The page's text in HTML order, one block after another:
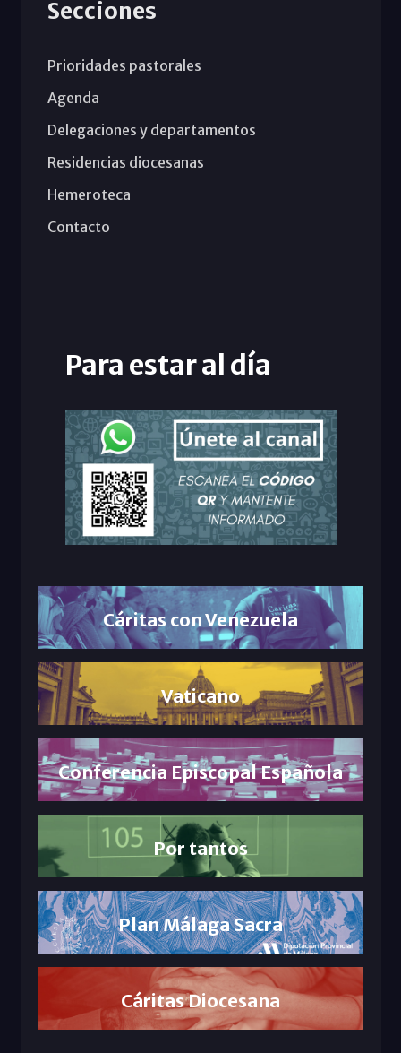
Secciones
Prioridades pastorales
Agenda
Delegaciones y departamentos
Residencias diocesanas
Hemeroteca
Contacto
Para estar al día
Cáritas con Venezuela
Vaticano
Conferencia Episcopal Española
Por tantos
Plan Málaga Sacra
Cáritas Diocesana